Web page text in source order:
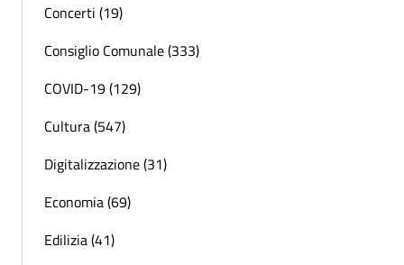
Concerti (19)
Consiglio Comunale (333)
COVID-19 (129)
Cultura (547)
Digitalizzazione (31)
Economia (69)
Edilizia (41)